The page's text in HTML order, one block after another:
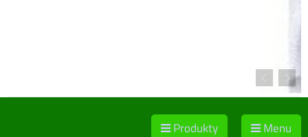
Produkty Menu